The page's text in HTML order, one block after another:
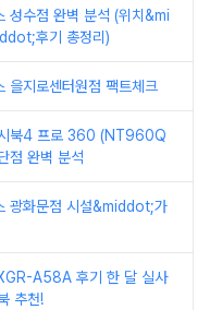
성수점 완벽 분석 (위치&mi
후기 총정리)
을지로센터원점 팩트체크
시북4 프로 360 (NT960Q
점 완벽 분석
광화문점 시설&middot;가
A58A 후기 한 달 실사
추천!